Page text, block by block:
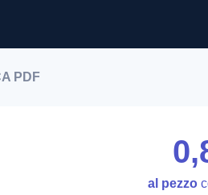
PDF
al pezzo